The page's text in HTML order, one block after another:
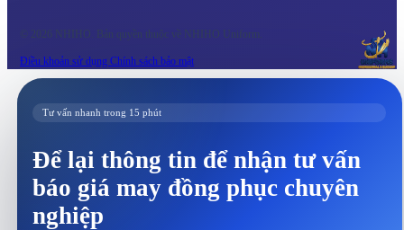
© 2026 NHIHO. Bản quyền thuộc về NHIHO Uniform.
Điều khoản sử dụng Chính sách bảo mật
Tư vấn nhanh trong 15 phút
Để lại thông tin để nhận tư vấn
báo giá may đồng phục chuyên
nghiệp